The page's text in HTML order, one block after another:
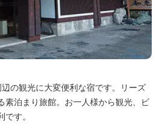
の観光に大変便利な宿です。リーズ
素泊まり旅館。お一人様から観光、ビ
す。